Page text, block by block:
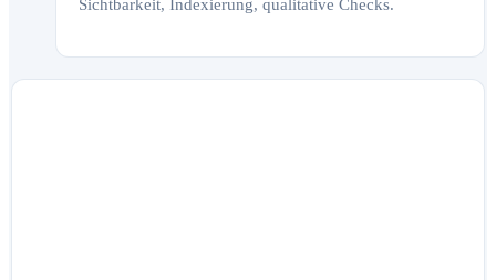
Sichtbarkeit, Indexierung, qualitative Checks.